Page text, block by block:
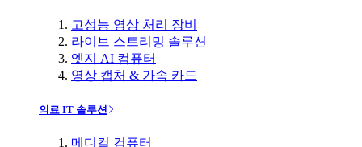
고성능 영상 처리 장비
라이브 스트리밍 솔루션
엣지 AI 컴퓨터
영상 캡처 & 가속 카드
의료 IT 솔루션
메디컬 컴퓨터